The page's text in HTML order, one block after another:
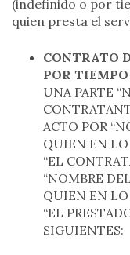
(indefinido o por
quien presta el
CONTRATO
POR
UNA PARTE
ACTO POR
QUIEN EN LO
“EL
“NOMBRE
QUIEN EN LO
“EL
SIGUIENTES: